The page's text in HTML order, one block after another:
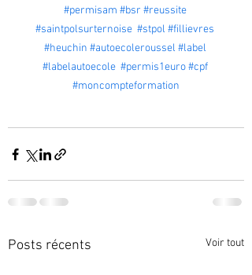
#permisam #bsr #reussite
#saintpolsurternoise #stpol #fillievres
#heuchin #autoecoleroussel #label
#labelautoecole #permis1euro #cpf
#moncompteformation
Posts récents Voir tout